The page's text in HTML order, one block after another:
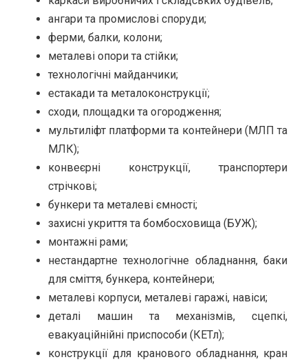
ангари та промислові споруди;
ферми, балки, колони;
металеві опори та стійки;
технологічні майданчики;
естакади та металоконструкції;
сходи, площадки та огородження;
мультиліфт платформи та контейнери (МЛП та
МЛК);
конвеєрні конструкції, транспортери
стрічкові;
бункери та металеві ємності;
захисні укриття та бомбосховища (БУЖ);
монтажні рами;
нестандартне технологічне обладнання, баки
для сміття, бункера, контейнери;
металеві корпуси, металеві гаражі, навіси;
деталі машин та механізмів, сцепкі,
евакуаційнійні приспособи (КЕТл);
конструкції для кранового обладнання, кран